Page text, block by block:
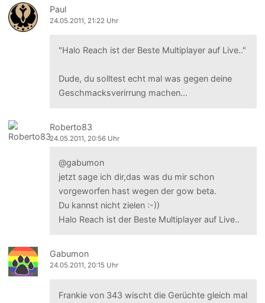
Paul
24.05.2011, 21:22 Uhr
"Halo Reach ist der Beste Multiplayer auf Live.."
Dude, du solltest echt mal was gegen deine
Geschmacksverirrung machen...
Roberto83
24.05.2011, 20:56 Uhr
@gabumon
jetzt sage ich dir,das was du mir schon
vorgeworfen hast wegen der gow beta.
Du kannst nicht zielen :-))
Halo Reach ist der Beste Multiplayer auf Live..
Gabumon
24.05.2011, 20:15 Uhr
Frankie von 343 wischt die Gerüchte gleich mal